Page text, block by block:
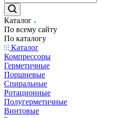
Каталог
По всему сайту
По каталогу
Каталог
Компрессоры
Герметичные
Поршневые
Спиральные
Ротационные
Полугерметичные
Винтовые